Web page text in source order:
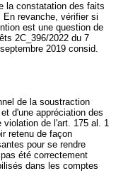
la constatation des faits
En revanche, vérifier si
est une question de
2C_396/2022 du 7
2019 consid.
de la soustraction
d'une appréciation des
violation de l'art. 175 al. 1
retenu de façon
pour se rendre
été correctement
dans les comptes